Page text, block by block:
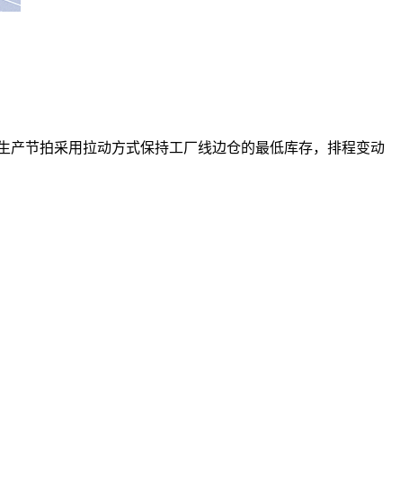
产节拍采用拉动方式保持工厂线边仓的最低库存，排程变动